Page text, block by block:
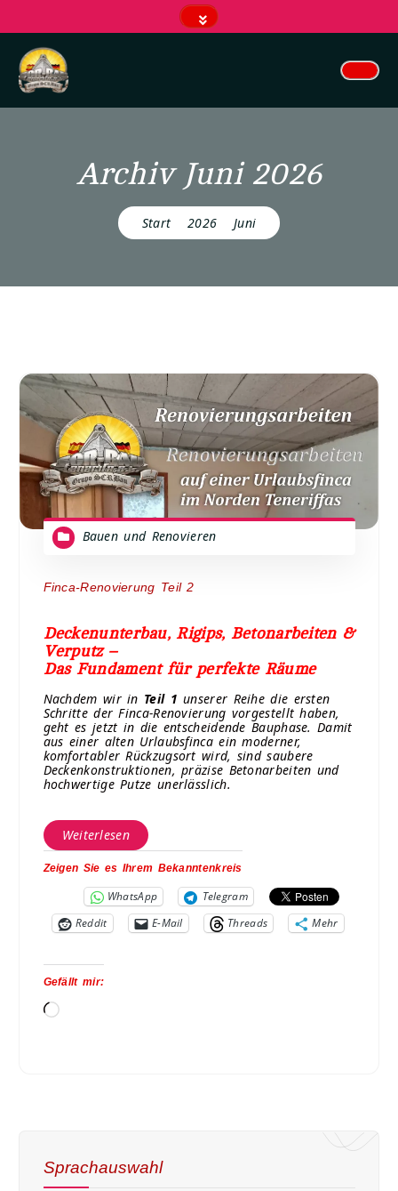
Jahrelange Inselerfahrung für unsere Kunden.
Archiv Juni 2026
Start 2026 Juni
Bauen und Renovieren
Finca-Renovierung Teil 2
Deckenunterbau, Rigips, Betonarbeiten &
Verputz –
Das Fundament für perfekte Räume
Nachdem wir in Teil 1 unserer Reihe die ersten
Schritte der Finca-Renovierung vorgestellt haben,
geht es jetzt in die entscheidende Bauphase. Damit
aus einer alten Urlaubsfinca ein moderner,
komfortabler Rückzugsort wird, sind saubere
Deckenkonstruktionen, präzise Betonarbeiten und
hochwertige Putze unerlässlich.
Weiterlesen
Zeigen Sie es Ihrem Bekanntenkreis
WhatsApp
Telegram
Reddit
E-Mail Threads Mehr
Gefällt mir:
Sprachauswahl